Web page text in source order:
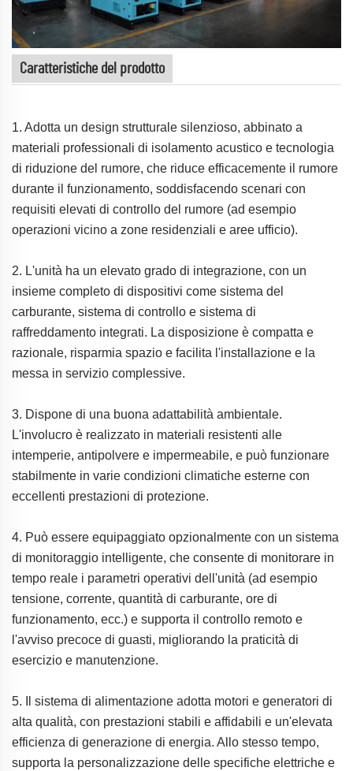
Caratteristiche del prodotto
1. Adotta un design strutturale silenzioso, abbinato a
materiali professionali di isolamento acustico e tecnologia
di riduzione del rumore, che riduce efficacemente il rumore
durante il funzionamento, soddisfacendo scenari con
requisiti elevati di controllo del rumore (ad esempio
operazioni vicino a zone residenziali e aree ufficio).
2. L'unità ha un elevato grado di integrazione, con un
insieme completo di dispositivi come sistema del
carburante, sistema di controllo e sistema di
raffreddamento integrati. La disposizione è compatta e
razionale, risparmia spazio e facilita l'installazione e la
messa in servizio complessive.
3. Dispone di una buona adattabilità ambientale.
L'involucro è realizzato in materiali resistenti alle
intemperie, antipolvere e impermeabile, e può funzionare
stabilmente in varie condizioni climatiche esterne con
eccellenti prestazioni di protezione.
4. Può essere equipaggiato opzionalmente con un sistema
di monitoraggio intelligente, che consente di monitorare in
tempo reale i parametri operativi dell'unità (ad esempio
tensione, corrente, quantità di carburante, ore di
funzionamento, ecc.) e supporta il controllo remoto e
l'avviso precoce di guasti, migliorando la praticità di
esercizio e manutenzione.
5. Il sistema di alimentazione adotta motori e generatori di
alta qualità, con prestazioni stabili e affidabili e un'elevata
efficienza di generazione di energia. Allo stesso tempo,
supporta la personalizzazione delle specifiche elettriche e